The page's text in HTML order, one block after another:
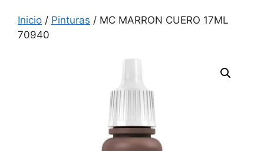
Inicio / Pinturas / MC MARRON CUERO 17ML
70940